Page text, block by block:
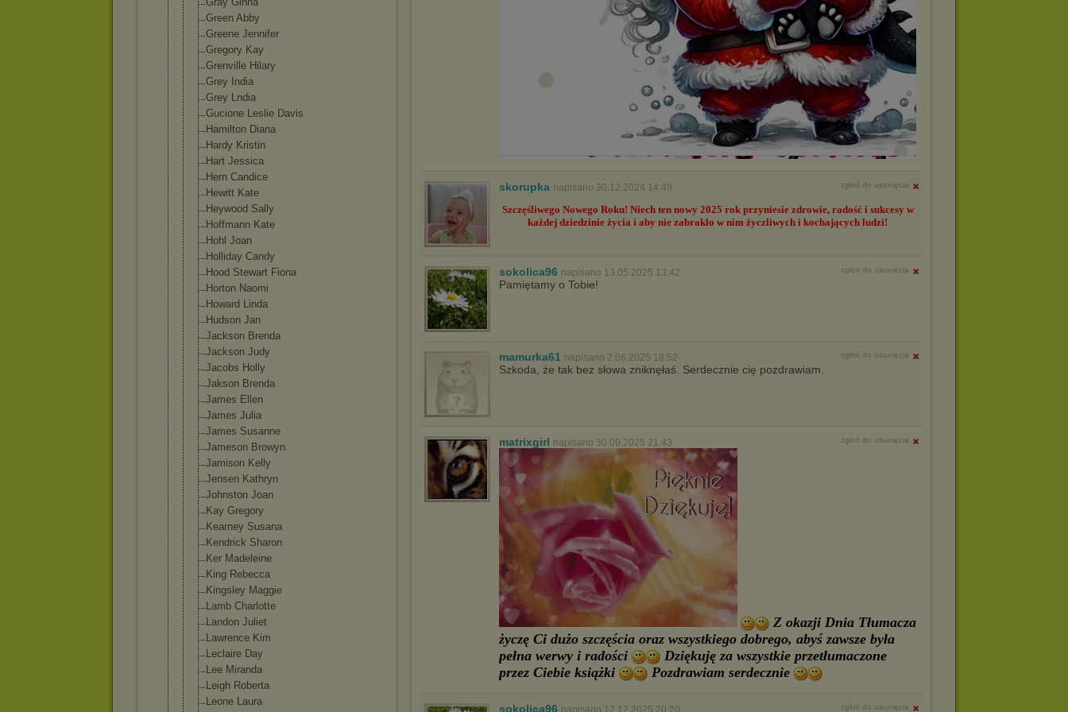
Green Abby
Greene Jennifer
Gregory Kay
Grenville Hilary
Grey India
Grey Lndia
Gucione Leslie Davis
Hamilton Diana
Hardy Kristin
Hart Jessica
Hern Candice
Hewitt Kate
Heywood Sally
Hoffmann Kate
Hohl Joan
Holliday Candy
Hood Stewart Fiona
Horton Naomi
Howard Linda
Hudson Jan
Jackson Brenda
Jackson Judy
Jacobs Holly
Jakson Brenda
James Ellen
James Julia
James Susanne
Jameson Browyn
Jamison Kelly
Jensen Kathryn
Johnston Joan
Kay Gregory
Kearney Susana
Kendrick Sharon
Ker Madeleine
King Rebecca
Kingsley Maggie
Lamb Charlotte
Landon Juliet
Lawrence Kim
Leclaire Day
Lee Miranda
Leigh Roberta
Leone Laura
skorupka napisano 30.12.2024 14:49 zgłoś do usunięcia
Szczęśliwego Nowego Roku! Niech ten nowy 2025 rok przyniesie zdrowie, radość i sukcesy w
każdej dziedzinie życia i aby nie zabrakło w nim życzliwych i kochających ludzi!
sokolica96 napisano 13.05.2025 13:42 zgłoś do usunięcia
Pamiętamy o Tobie!
mamurka61 napisano 2.06.2025 18:52 zgłoś do usunięcia
Szkoda, że tak bez słowa zniknęłaś. Serdecznie cię pozdrawiam.
matrixgirl napisano 30.09.2025 21:43 zgłoś do usunięcia
Z okazji Dnia Tłumacza
życzę Ci dużo szczęścia oraz wszystkiego dobrego, abyś zawsze była
pełna werwy i radości
Dziękuję za wszystkie przetłumaczone
przez Ciebie książki
Pozdrawiam serdecznie
sokolica96 napisano 12.12.2025 20:20 zgłoś do usunięcia